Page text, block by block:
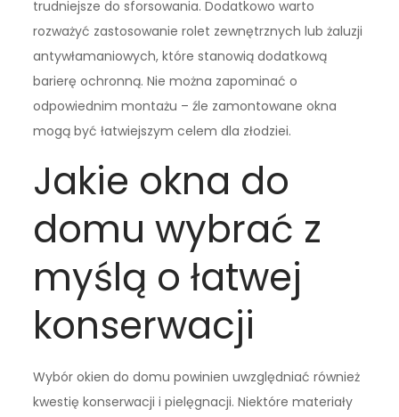
trudniejsze do sforsowania. Dodatkowo warto
rozważyć zastosowanie rolet zewnętrznych lub żaluzji
antywłamaniowych, które stanowią dodatkową
barierę ochronną. Nie można zapominać o
odpowiednim montażu – źle zamontowane okna
mogą być łatwiejszym celem dla złodziei.
Jakie okna do
domu wybrać z
myślą o łatwej
konserwacji
Wybór okien do domu powinien uwzględniać również
kwestię konserwacji i pielęgnacji. Niektóre materiały